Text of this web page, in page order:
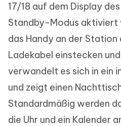
17/18 auf dem Display
Standby-Modus aktiviert
das Handy an der
Ladekabel einstecken
verwandelt es sich in ein
und zeigt einen
Standardmäßig werden
die Uhr und ein Kalender